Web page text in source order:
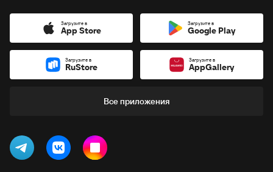
Загрузите в
App Store
Загрузите в
Google Play
Загрузите в
RuStore
Загрузите в
AppGallery
Все приложения